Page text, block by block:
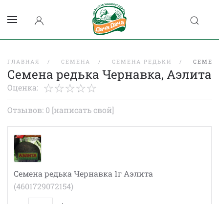
ГЛАВНАЯ СЕМЕНА СЕМЕНА РЕДЬКИ
Семена редька Чернавка, Аэлита
Оценка:
Отзывов: 0 [написать свой]
Семена редька Чернавка 1г Аэлита
(4601729072154)